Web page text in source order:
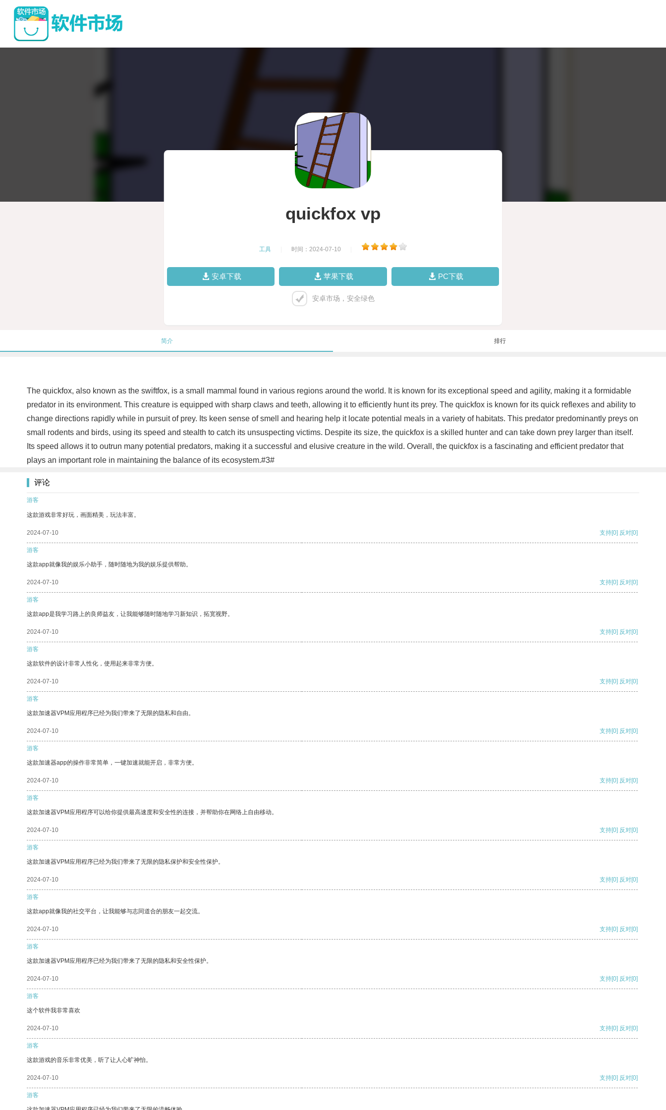
quickfox vp
工具 时间：2024-07-10
安卓下载 苹果下载 PC下载
安卓市场，安全绿色
简介 排行
The quickfox, also known as the swiftfox, is a small mammal found in various regions around the world. It is known for its exceptional speed and agility, making it a formidable
predator in its environment. This creature is equipped with sharp claws and teeth, allowing it to efficiently hunt its prey. The quickfox is known for its quick reflexes and ability to
change directions rapidly while in pursuit of prey. Its keen sense of smell and hearing help it locate potential meals in a variety of habitats. This predator predominantly preys on
small rodents and birds, using its speed and stealth to catch its unsuspecting victims. Despite its size, the quickfox is a skilled hunter and can take down prey larger than itself.
Its speed allows it to outrun many potential predators, making it a successful and elusive creature in the wild. Overall, the quickfox is a fascinating and efficient predator that
plays an important role in maintaining the balance of its ecosystem.#3#
评论
游客
这款游戏非常好玩，画面精美，玩法丰富。
2024-07-10 支持[0] 反对[0]
游客
这款app就像我的娱乐小助手，随时随地为我的娱乐提供帮助。
2024-07-10 支持[0] 反对[0]
游客
这款app是我学习路上的良师益友，让我能够随时随地学习新知识，拓宽视野。
2024-07-10 支持[0] 反对[0]
游客
这款软件的设计非常人性化，使用起来非常方便。
2024-07-10 支持[0] 反对[0]
游客
这款加速器VPM应用程序已经为我们带来了无限的隐私和自由。
2024-07-10 支持[0] 反对[0]
游客
这款加速器app的操作非常简单，一键加速就能开启，非常方便。
2024-07-10 支持[0] 反对[0]
游客
这款加速器VPM应用程序可以给你提供最高速度和安全性的连接，并帮助你在网络上自由移动。
2024-07-10 支持[0] 反对[0]
游客
这款加速器VPM应用程序已经为我们带来了无限的隐私保护和安全性保护。
2024-07-10 支持[0] 反对[0]
游客
这款app就像我的社交平台，让我能够与志同道合的朋友一起交流。
2024-07-10 支持[0] 反对[0]
游客
这款加速器VPM应用程序已经为我们带来了无限的隐私和安全性保护。
2024-07-10 支持[0] 反对[0]
游客
这个软件我非常喜欢
2024-07-10 支持[0] 反对[0]
游客
这款游戏的音乐非常优美，听了让人心旷神怡。
2024-07-10 支持[0] 反对[0]
游客